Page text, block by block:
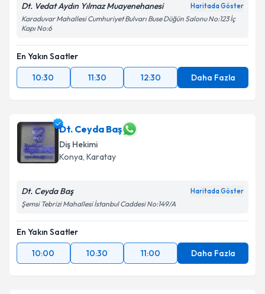
Dt. Vedat Aydın Yılmaz Muayenehanesi Haritada Göster
Karaduvar Mahallesi Cumhuriyet Bulvarı Buse Düğün Salonu No:123 İç
Kapı No:6
En Yakın Saatler
10:30
11:30 12:30 Daha Fazla
Dt. Ceyda Baş
Diş Hekimi
Konya, Karatay
Dt. Ceyda Baş Haritada Göster
Şemsi Tebrizi Mahallesi İstanbul Caddesi No:149/A
En Yakın Saatler
10:00
10:30 11:00 Daha Fazla